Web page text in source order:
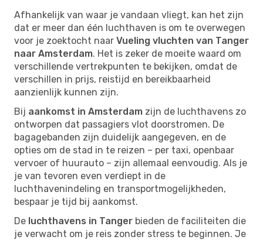
Afhankelijk van waar je vandaan vliegt, kan het zijn
dat er meer dan één luchthaven is om te overwegen
voor je zoektocht naar Vueling vluchten van Tanger
naar Amsterdam. Het is zeker de moeite waard om
verschillende vertrekpunten te bekijken, omdat de
verschillen in prijs, reistijd en bereikbaarheid
aanzienlijk kunnen zijn.
Bij aankomst in Amsterdam zijn de luchthavens zo
ontworpen dat passagiers vlot doorstromen. De
bagagebanden zijn duidelijk aangegeven, en de
opties om de stad in te reizen – per taxi, openbaar
vervoer of huurauto – zijn allemaal eenvoudig. Als je
je van tevoren even verdiept in de
luchthavenindeling en transportmogelijkheden,
bespaar je tijd bij aankomst.
De luchthavens in Tanger bieden de faciliteiten die
je verwacht om je reis zonder stress te beginnen. Je